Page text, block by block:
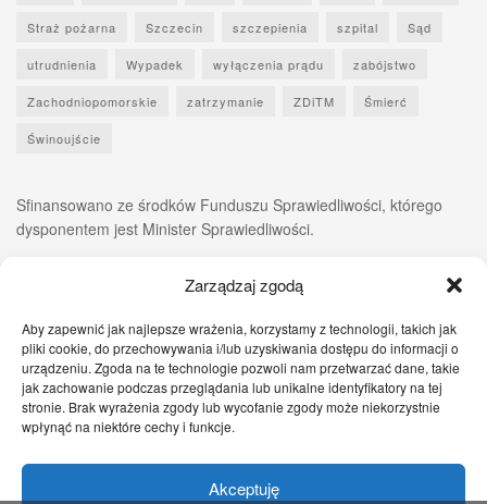
Zarządzaj zgodą
Aby zapewnić jak najlepsze wrażenia, korzystamy z technologii, takich jak
pliki cookie, do przechowywania i/lub uzyskiwania dostępu do informacji o
urządzeniu. Zgoda na te technologie pozwoli nam przetwarzać dane, takie
jak zachowanie podczas przeglądania lub unikalne identyfikatory na tej
stronie. Brak wyrażenia zgody lub wycofanie zgody może niekorzystnie
wpłynąć na niektóre cechy i funkcje.
Akceptuję
Straż pożarna Szczecin szczepienia szpital Sąd
utrudnienia Wypadek wyłączenia prądu zabójstwo
Zachodniopomorskie zatrzymanie ZDiTM Śmierć
Świnoujście
Sfinansowano ze środków Funduszu Sprawiedliwości, którego
dysponentem jest Minister Sprawiedliwości.